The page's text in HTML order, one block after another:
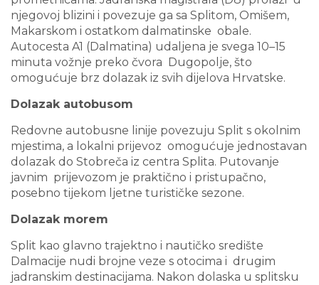
njegovoj blizini i povezuje ga sa Splitom, Omišem,
Makarskom i ostatkom dalmatinske obale.
Autocesta A1 (Dalmatina) udaljena je svega 10–15
minuta vožnje preko čvora Dugopolje, što
omogućuje brz dolazak iz svih dijelova Hrvatske.
Dolazak autobusom
Redovne autobusne linije povezuju Split s okolnim
mjestima, a lokalni prijevoz omogućuje jednostavan
dolazak do Stobreča iz centra Splita. Putovanje
javnim prijevozom je praktično i pristupačno,
posebno tijekom ljetne turističke sezone.
Dolazak morem
Split kao glavno trajektno i nautičko središte
Dalmacije nudi brojne veze s otocima i drugim
jadranskim destinacijama. Nakon dolaska u splitsku